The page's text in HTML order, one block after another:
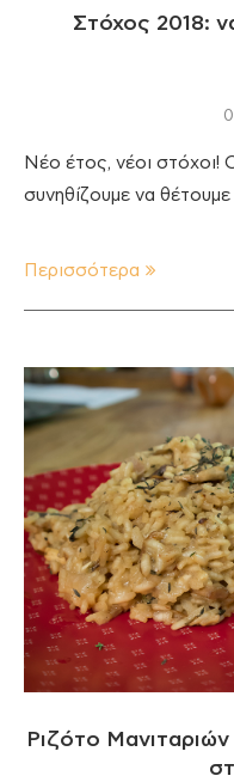
Στόχος 2018:
Νέο έτος, νέοι στόχοι!
συνηθίζουμε να
Περισσότερα
Ριζότο